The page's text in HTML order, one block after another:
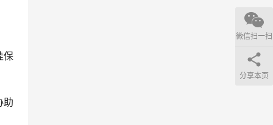
保
助
微信扫一扫
分享本页